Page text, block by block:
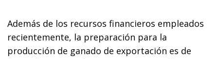
Además de los recursos financieros empleados
recientemente, la preparación para la
producción de ganado de exportación es de